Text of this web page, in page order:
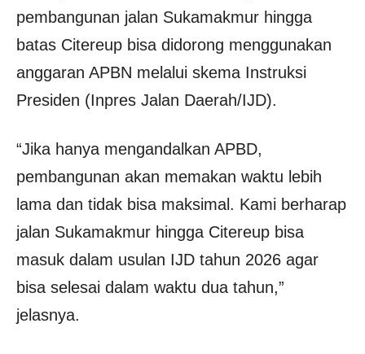
pembangunan jalan Sukamakmur hingga
batas Citereup bisa didorong menggunakan
anggaran APBN melalui skema Instruksi
Presiden (Inpres Jalan Daerah/IJD).
“Jika hanya mengandalkan APBD,
pembangunan akan memakan waktu lebih
lama dan tidak bisa maksimal. Kami berharap
jalan Sukamakmur hingga Citereup bisa
masuk dalam usulan IJD tahun 2026 agar
bisa selesai dalam waktu dua tahun,”
jelasnya.